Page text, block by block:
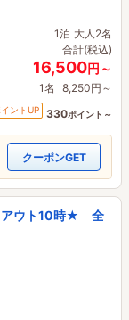
1泊 大人2名
合計(税込)
16,500円～
1名 8,250円～
イントUP 330ポイント～
クーポンGET
アウト10時★ 全